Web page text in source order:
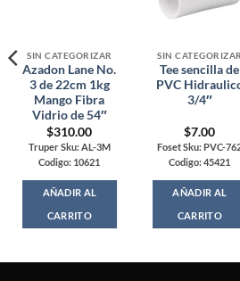
SIN CATEGORIZAR
Azadon Lane No.
3 de 22cm 1kg
Mango Fibra
Vidrio de 54″
$310.00
Truper Sku: AL-3M
Codigo: 10621
AÑADIR AL
CARRITO
SIN CATEGORIZAR
Tee sencilla de
PVC
3/4″
$7.00
Foset Sku: PVC-
Codigo: 45421
AÑADIR AL
CARRITO